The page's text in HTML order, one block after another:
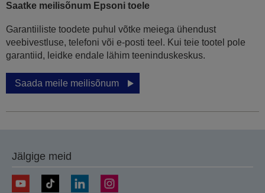
Saatke meilisõnum Epsoni toele
Garantiiliste toodete puhul võtke meiega ühendust
veebivestluse, telefoni või e-posti teel. Kui teie tootel pole
garantiid, leidke endale lähim teeninduskeskus.
Saada meile meilisõnum
Jälgige meid